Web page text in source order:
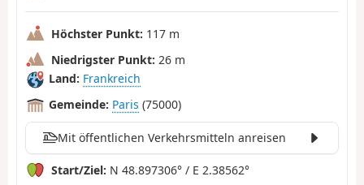
Höchster Punkt: 117 m
Niedrigster Punkt: 26 m
Land: Frankreich
Gemeinde: Paris (75000)
Mit öffentlichen Verkehrsmitteln anreisen
Start/Ziel: N 48.897306° / E 2.38562°